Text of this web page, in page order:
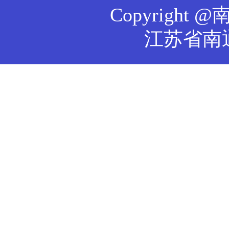
Copyright @
江苏省南